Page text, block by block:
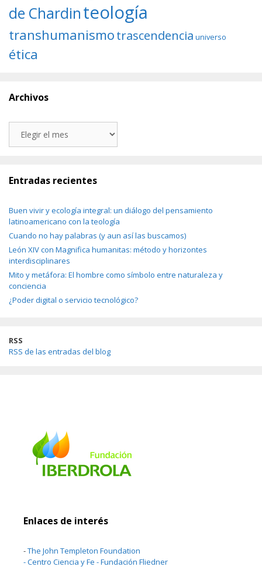
de Chardinteología
transhumanismotrascendencia universo
ética
Archivos
Entradas recientes
Buen vivir y ecología integral: un diálogo del pensamiento
latinoamericano con la teología
Cuando no hay palabras (y aun así las buscamos)
León XIV con Magnifica humanitas: método y horizontes
interdisciplinares
Mito y metáfora: El hombre como símbolo entre naturaleza y
conciencia
¿Poder digital o servicio tecnológico?
RSS
RSS de las entradas del blog
Enlaces de interés
-The John Templeton Foundation
-Centro Ciencia y Fe - Fundación Fliedner